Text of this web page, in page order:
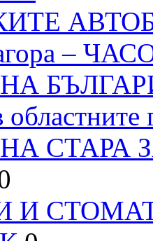
–
областните
СТАРА
И